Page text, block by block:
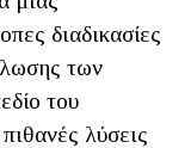
διαδικασίες
των
του
λύσεις